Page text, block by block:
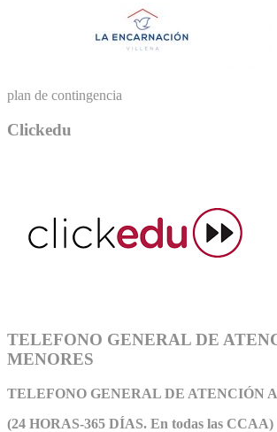
plan de contingencia
Clickedu
TELEFONO GENERAL DE
MENORES
TELEFONO GENERAL DE ATENCIÓN
(24 HORAS-365 DÍAS. En todas las CCAA)